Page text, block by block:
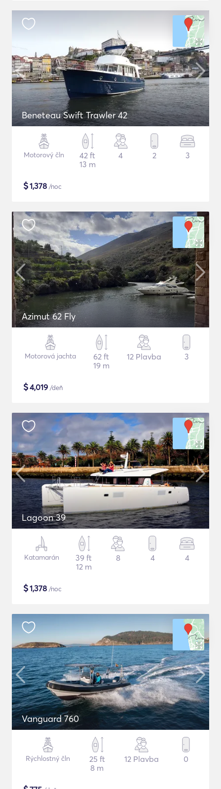
Beneteau Swift Trawler 42
Motorový čln
42 ft
13 m
4 2 3
$1,378 /noc
Azimut 62 Fly
Motorová jachta
62 ft
19 m
12 Plavba 3
$4,019 /deň
Lagoon 39
Katamarán
39 ft
12 m
8 4 4
$1,378 /noc
Vanguard 760
Rýchlostný čln
25 ft
8 m
12 Plavba 0